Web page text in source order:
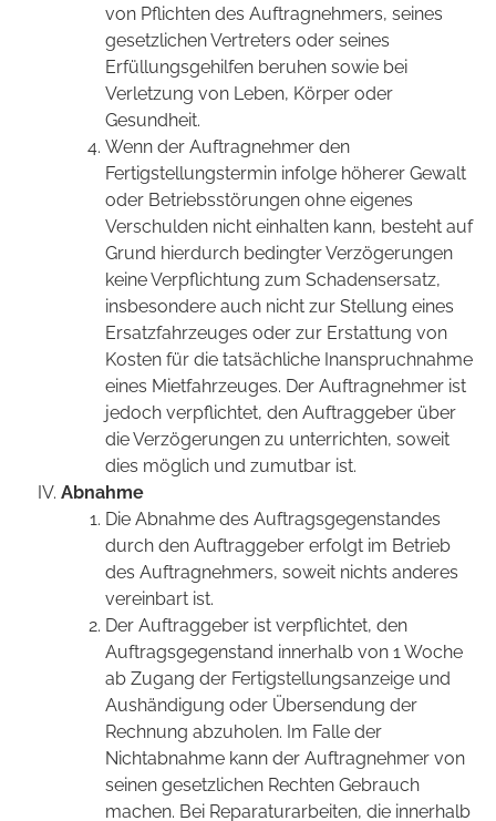
von Pflichten des Auftragnehmers, seines
gesetzlichen Vertreters oder seines
Erfüllungsgehilfen beruhen sowie bei
Verletzung von Leben, Körper oder
Gesundheit.
Wenn der Auftragnehmer den
Fertigstellungstermin infolge höherer Gewalt
oder Betriebsstörungen ohne eigenes
Verschulden nicht einhalten kann, besteht auf
Grund hierdurch bedingter Verzögerungen
keine Verpflichtung zum Schadensersatz,
insbesondere auch nicht zur Stellung eines
Ersatzfahrzeuges oder zur Erstattung von
Kosten für die tatsächliche Inanspruchnahme
eines Mietfahrzeuges. Der Auftragnehmer ist
jedoch verpflichtet, den Auftraggeber über
die Verzögerungen zu unterrichten, soweit
dies möglich und zumutbar ist.
Abnahme
Die Abnahme des Auftragsgegenstandes
durch den Auftraggeber erfolgt im Betrieb
des Auftragnehmers, soweit nichts anderes
vereinbart ist.
Der Auftraggeber ist verpflichtet, den
Auftragsgegenstand innerhalb von 1 Woche
ab Zugang der Fertigstellungsanzeige und
Aushändigung oder Übersendung der
Rechnung abzuholen. Im Falle der
Nichtabnahme kann der Auftragnehmer von
seinen gesetzlichen Rechten Gebrauch
machen. Bei Reparaturarbeiten, die innerhalb